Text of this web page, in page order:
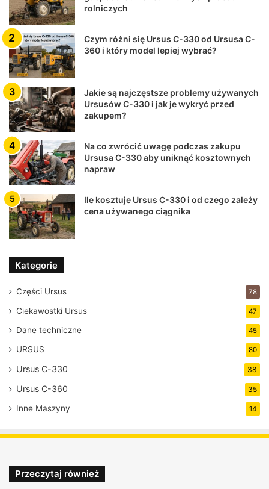
rolniczych
Czym różni się Ursus C-330 od Ursusa C-
360 i który model lepiej wybrać?
Jakie są najczęstsze problemy używanych
Ursusów C-330 i jak je wykryć przed
zakupem?
Na co zwrócić uwagę podczas zakupu
Ursusa C-330 aby uniknąć kosztownych
napraw
Ile kosztuje Ursus C-330 i od czego zależy
cena używanego ciągnika
Kategorie
Części Ursus 78
Ciekawostki Ursus 47
Dane techniczne 45
URSUS 80
Ursus C-330 38
Ursus C-360 35
Inne Maszyny 14
Przeczytaj również